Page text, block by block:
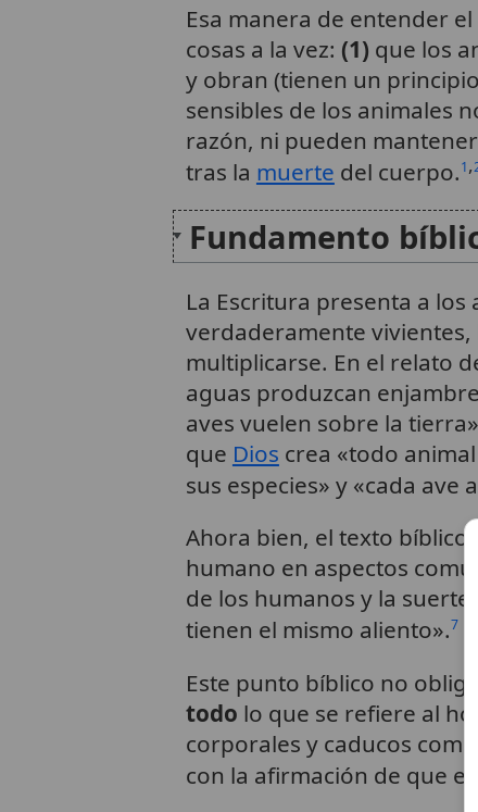
Esa manera de entender
cosas a la vez: (1) que los
y obran (tienen un
sensibles de los animales
razón, ni pueden
tras la muerte del cuerpo.1,
Fundamento
La Escritura presenta a
verdaderamente vivientes,
multiplicarse. En el relato
aguas produzcan
aves vuelen sobre la
que Dios crea «todo
sus especies» y «cada ave
Ahora bien, el texto
humano en aspectos
de los humanos y la
tienen el mismo aliento».7
Este punto bíblico no
todo lo que se refiere al
corporales y caducos
con la afirmación de que